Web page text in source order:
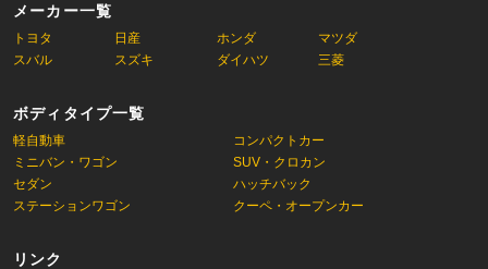
メーカー一覧
トヨタ 日産 ホンダ
マツダ
スバル
スズキ ダイハツ 三菱
ボディタイプ一覧
軽自動車
コンパクトカー
ミニバン・ワゴン
SUV・クロカン
セダン
ハッチバック
ステーションワゴン
クーペ・オープンカー
リンク